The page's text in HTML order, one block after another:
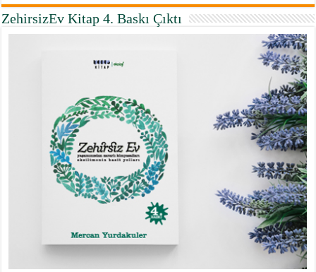
ZehirsizEv Kitap 4. Baskı Çıktı